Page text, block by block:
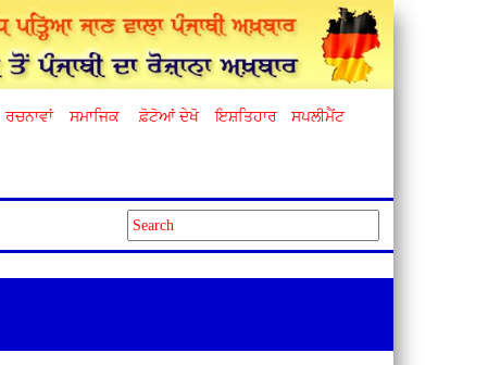
ਰਚਨਾਵਾਂ ਸਮਾਜਿਕ ਫ਼ੋਟੋਆਂ ਦੇਖੋ ਇਸ਼ਤਿਹਾਰ ਸਪਲੀਮੈਂਟ